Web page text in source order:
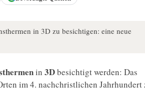
in 3D zu besichtigen: eine neue
in 3Dbesichtigt werden: Das
im 4. nachchristlichen Jahrhundert